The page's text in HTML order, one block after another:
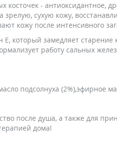
косточек - антиоксидантное,
сухую кожу,
кожу после интенсивного
который замедляет
работу сальных
подсолнуха (2%),эфирное
после душа, а также для
дома!